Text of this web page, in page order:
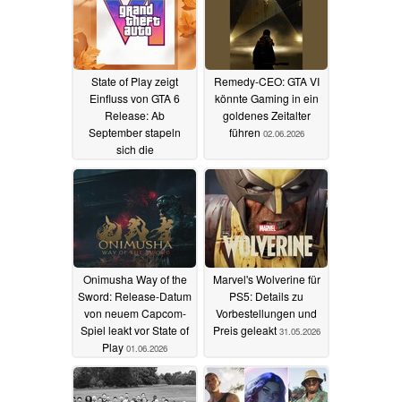
State of Play zeigt
Einfluss von GTA 6
Release: Ab
September stapeln
sich die
Neuveröffentlichungen
Remedy-CEO: GTA VI
könnte Gaming in ein
goldenes Zeitalter
führen 02.06.2026
Onimusha Way of the
Sword: Release-Datum
von neuem Capcom-
Spiel leakt vor State of
Play 01.06.2026
Marvel's Wolverine für
PS5: Details zu
Vorbestellungen und
Preis geleakt 31.05.2026